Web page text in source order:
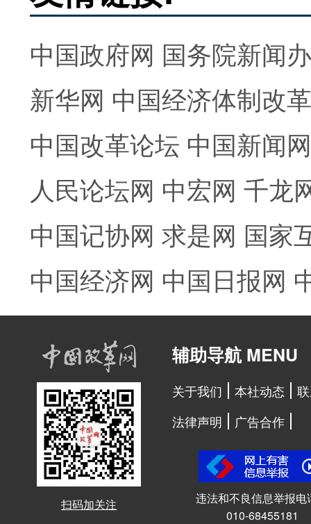
中国政府网 国务院新闻
新华网 中国经济体制改
中国改革论坛 中国新闻网
人民论坛网 中宏网 千龙
中国记协网 求是网 国家
中国经济网 中国日报网
扫码加关注
辅助导航 MENU
关于我们 本社动态
法律声明
广告合作
违法和不良信息举报电
010-68455181